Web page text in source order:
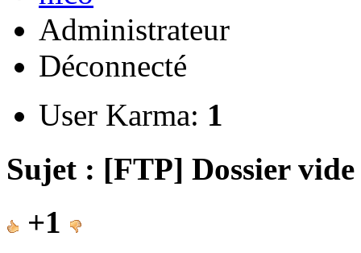
Administrateur
Déconnecté
User Karma: 1
Sujet : [FTP] Dossier
+1